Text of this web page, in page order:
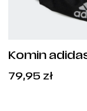
Komin
79,95 zł